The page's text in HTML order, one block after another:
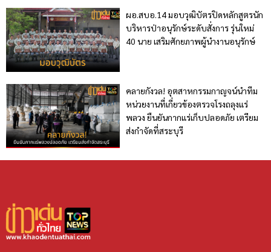
ผอ.สบอ.14 มอบวุฒิบัตรปิดหลักสูตรนัก
บริหารป่าอนุรักษ์ระดับสั่งการ รุ่นใหม่
40 นาย เสริมศักยภาพผู้นำงานอนุรักษ์
คลายกังวล! อุตสาหกรรมกาญจน์นำทีม
หน่วยงานที่เกี่ยวข้องตรวจโรงถลุงแร่
พลวง ยืนยันกากแร่เก็บปลอดภัย เตรียม
ส่งกำจัดที่สระบุรี